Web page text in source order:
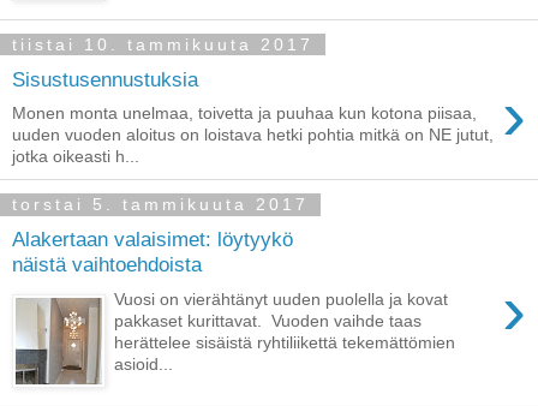
tiistai 10. tammikuuta 2017
Sisustusennustuksia ›
Monen monta unelmaa, toivetta ja puuhaa kun kotona piisaa,
uuden vuoden aloitus on loistava hetki pohtia mitkä on NE jutut,
jotka oikeasti h...
torstai 5. tammikuuta 2017
Alakertaan valaisimet: löytyykö
näistä vaihtoehdoista
›
Vuosi on vierähtänyt uuden puolella ja kovat
pakkaset kurittavat. Vuoden vaihde taas
herättelee sisäistä ryhtiliikettä tekemättömien
asioid...